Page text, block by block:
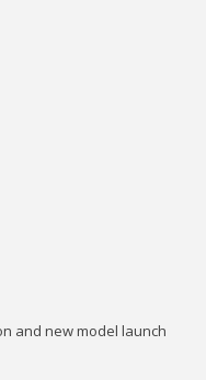
and new model launch